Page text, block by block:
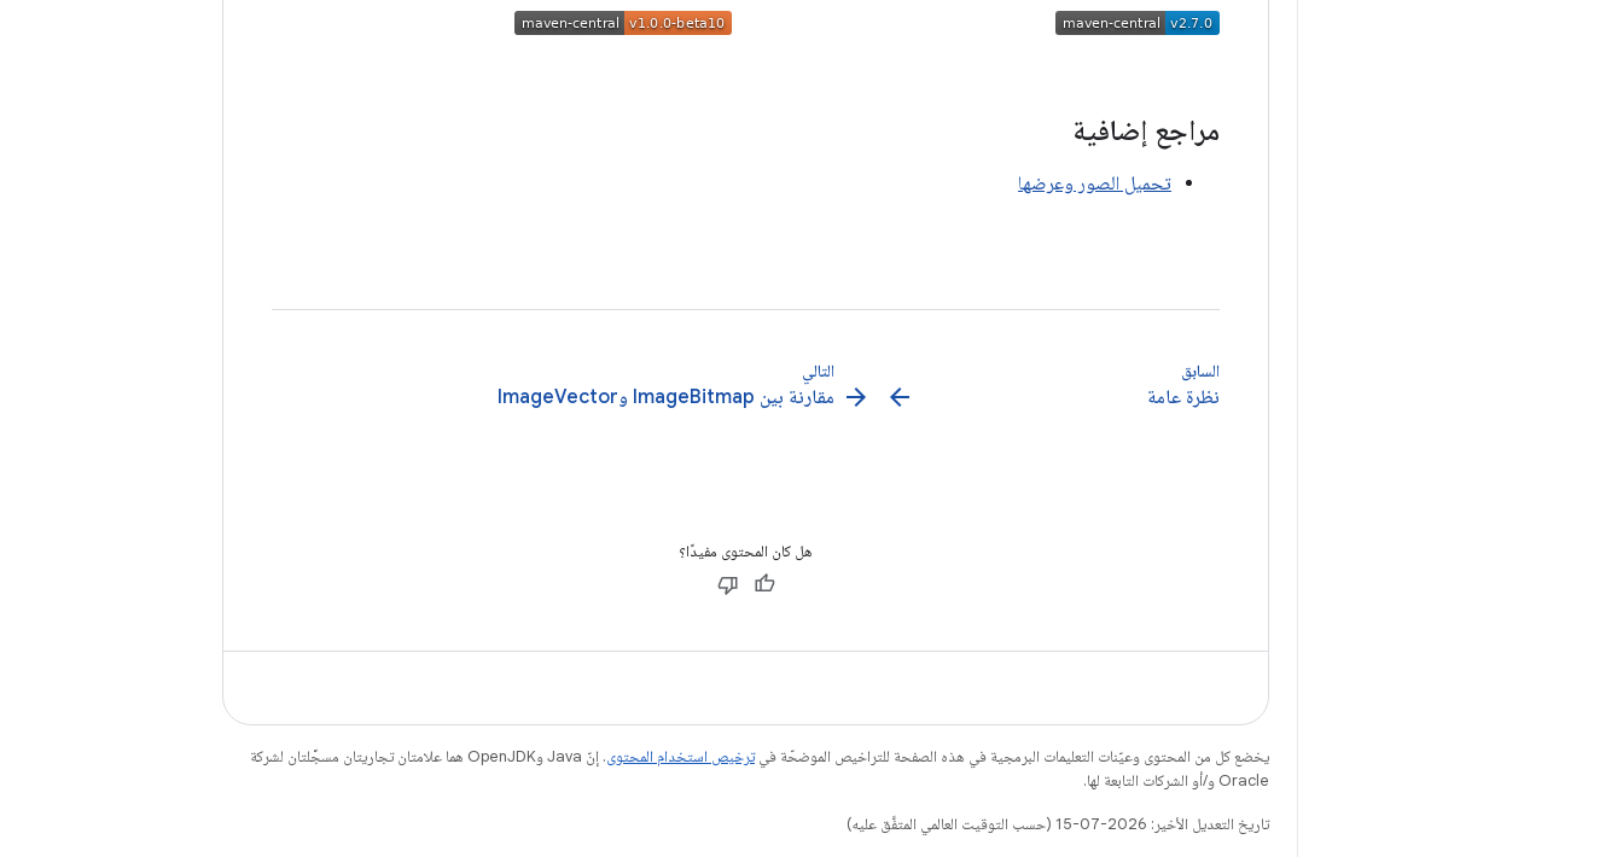
مراجع إضافية
تحميل الصور وعرضها
السابق
arrow_back نظرة عامة
التالي
مقارنة بين ImageBitmap وImageVector arrow_forward
هل كان المحتوى مفيدًا؟
يخضع كل من المحتوى وعيّنات التعليمات البرمجية في هذه الصفحة للتراخيص الموضحّة فيترخيص استخدام المحتوى
. إنّ Java وOpenJDK هما علامتان تجاريتان مسجَّلتان لشركة
Oracle و/أو الشركات التابعة لها.
تاريخ التعديل الأخير: 2026-07-15 (حسب التوقيت العالمي المتفَّق عليه)